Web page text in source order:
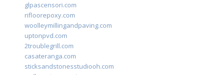
glpascensori.com
rifloorepoxy.com
woolleymillingandpaving.com
uptonpvd.com
2troublegrill.com
casateranga.com
sticksandstonesstudiooh.com